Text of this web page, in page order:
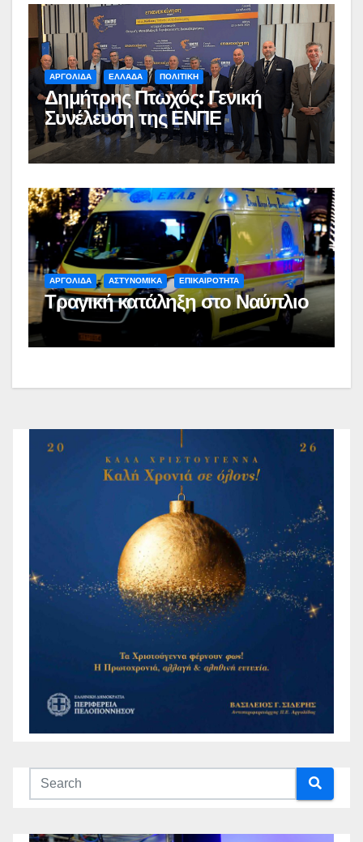
ΑΡΓΟΛΙΔΑ ΕΛΛΑΔΑ ΠΟΛΙΤΙΚΗ
Δημήτρης Πτωχός: Γενική
Συνέλευση της ΕΝΠΕ
ΑΡΓΟΛΙΔΑ ΑΣΤΥΝΟΜΙΚΑ ΕΠΙΚΑΙΡΟΤΗΤΑ
Τραγική κατάληξη στο Ναύπλιο